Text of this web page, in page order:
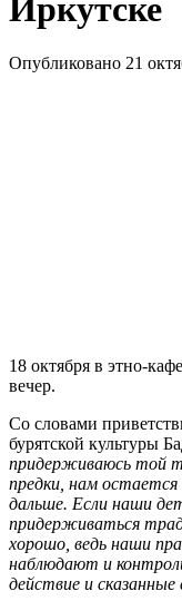
Иркутске
Опубликовано 21
18 октября в этно-
вечер.
Со словами
бурятской культуры
придерживаюсь той
предки, нам остается
дальше. Если наши
придерживаться
хорошо, ведь наши
наблюдают и
действие и сказанные